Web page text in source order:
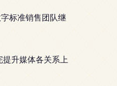
标准销售团队继
升媒体各关系上